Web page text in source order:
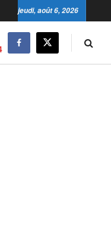
jeudi, août 6, 2026